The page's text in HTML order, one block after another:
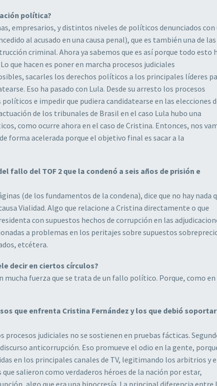
política?
empresarios, y distintos niveles de políticos denunciados con
al acusado en una causa penal), que es también una de las
criminal. Ahora ya sabemos que es así porque todo esto
que hacen es poner en marcha procesos judiciales
sacarles los derechos políticos a los principales líderes
Eso ha pasado con Lula. Desde su arresto los procesos
e impedir que pudiera candidatearse en las elecciones
de los tribunales de Brasil en el caso Lula hubo una
como ocurre ahora en el caso de Cristina. Entonces, nos
forma acelerada porque el objetivo final es sacar a la
fallo del TOF 2 que la condenó a seis años de prisión e
(de los fundamentos de la condena), dice que no hay nada
Vialidad. Algo que relacione a Cristina directamente o que
con supuestos hechos de corrupción en las
a problemas en los peritajes sobre supuestos
etcétera.
decir en ciertos círculos?
mucha fuerza que se trata de un fallo político. Porque, como en
que enfrenta Cristina Fernández y los que debió soportar
judiciales no se sostienen en pruebas fácticas.
anticorrupción. Eso promueve el odio en la gente,
en los principales canales de TV, legitimando los arbitrios y
salieron como verdaderos héroes de la nación por estar,